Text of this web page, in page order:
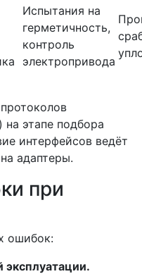
Испытания на
герметичность,
контроль
электропривода
на этапе подбора
интерфейсов ведёт
адаптеры.
при
ошибок:
эксплуатации.